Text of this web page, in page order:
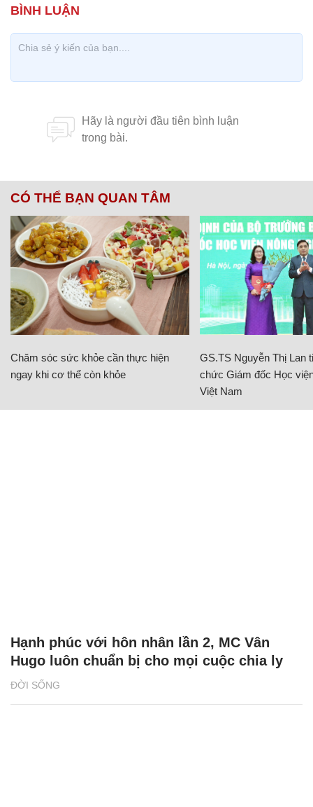
CÓ THỂ BẠN QUAN TÂM
Chăm sóc sức khỏe cần thực hiện
ngay khi cơ thể còn khỏe
GS.TS Nguyễn Thị Lan
chức Giám đốc Học
Việt Nam
ĐỜI SỐNG
Hạnh phúc với hôn nhân lần 2, MC Vân
Hugo luôn chuẩn bị cho mọi cuộc chia ly